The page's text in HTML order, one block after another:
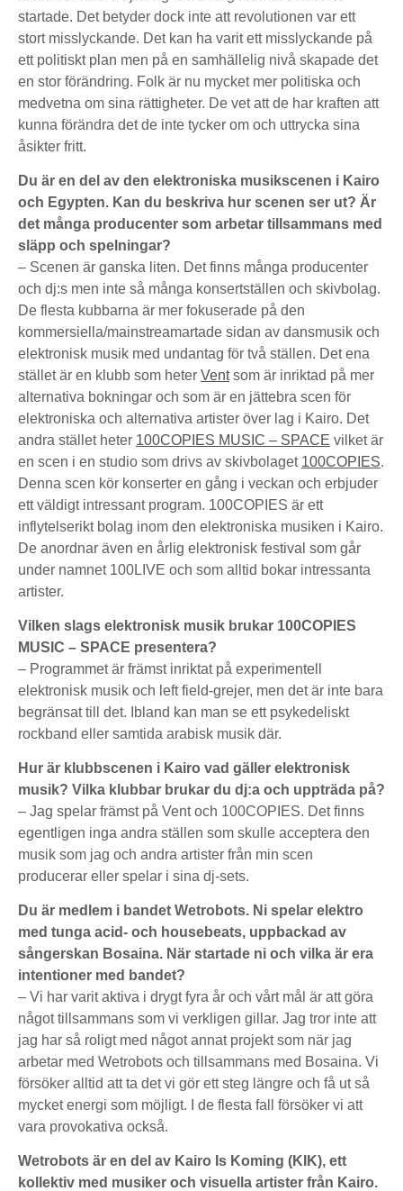
startade. Det betyder dock inte att revolutionen var ett
stort misslyckande. Det kan ha varit ett misslyckande på
ett politiskt plan men på en samhällelig nivå skapade det
en stor förändring. Folk är nu mycket mer politiska och
medvetna om sina rättigheter. De vet att de har kraften att
kunna förändra det de inte tycker om och uttrycka sina
åsikter fritt.
Du är en del av den elektroniska musikscenen i Kairo
och Egypten. Kan du beskriva hur scenen ser ut? Är
det många producenter som arbetar tillsammans med
släpp och spelningar?
– Scenen är ganska liten. Det finns många producenter
och dj:s men inte så många konsertställen och skivbolag.
De flesta kubbarna är mer fokuserade på den
kommersiella/mainstreamartade sidan av dansmusik och
elektronisk musik med undantag för två ställen. Det ena
stället är en klubb som heter Ventsom är inriktad på mer
alternativa bokningar och som är en jättebra scen för
elektroniska och alternativa artister över lag i Kairo. Det
andra stället heter 100COPIES MUSIC – SPACE vilket är
en scen i en studio som drivs av skivbolaget 100COPIES.
Denna scen kör konserter en gång i veckan och erbjuder
ett väldigt intressant program. 100COPIES är ett
inflytelserikt bolag inom den elektroniska musiken i Kairo.
De anordnar även en årlig elektronisk festival som går
under namnet 100LIVE och som alltid bokar intressanta
artister.
Vilken slags elektronisk musik brukar 100COPIES
MUSIC – SPACE presentera?
– Programmet är främst inriktat på experimentell
elektronisk musik och left field-grejer, men det är inte bara
begränsat till det. Ibland kan man se ett psykedeliskt
rockband eller samtida arabisk musik där.
Hur är klubbscenen i Kairo vad gäller elektronisk
musik? Vilka klubbar brukar du dj:a och uppträda på?
– Jag spelar främst på Vent och 100COPIES. Det finns
egentligen inga andra ställen som skulle acceptera den
musik som jag och andra artister från min scen
producerar eller spelar i sina dj-sets.
Du är medlem i bandet Wetrobots. Ni spelar elektro
med tunga acid- och housebeats, uppbackad av
sångerskan Bosaina. När startade ni och vilka är era
intentioner med bandet?
– Vi har varit aktiva i drygt fyra år och vårt mål är att göra
något tillsammans som vi verkligen gillar. Jag tror inte att
jag har så roligt med något annat projekt som när jag
arbetar med Wetrobots och tillsammans med Bosaina. Vi
försöker alltid att ta det vi gör ett steg längre och få ut så
mycket energi som möjligt. I de flesta fall försöker vi att
vara provokativa också.
Wetrobots är en del av Kairo Is Koming (KIK), ett
kollektiv med musiker och visuella artister från Kairo.